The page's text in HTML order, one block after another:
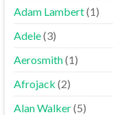
Adam Lambert(1)
Adele(3)
Aerosmith(1)
Afrojack (2)
Alan Walker(5)